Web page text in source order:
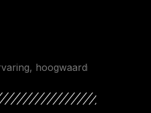
materialen en een